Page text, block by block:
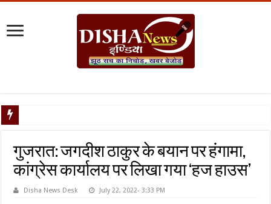
गुजरात: जगदीश ठाकुर के बयान पर हंगामा,
कांग्रेस कार्यालय पर लिखा गया ‘हज हाउस’
Disha News Desk July 22, 2022- 3:33 PM